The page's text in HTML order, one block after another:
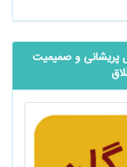
پریشانی و صمیمیت